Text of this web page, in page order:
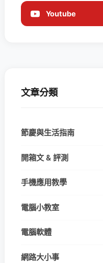
Youtube
文章分類
節慶與生活指南
開箱文 & 評測
手機應用教學
電腦小教室
電腦軟體
網路大小事